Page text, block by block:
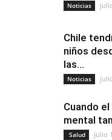
Noticias
Chile
niños
las...
Noticias
Cuando
mental
Salud julio